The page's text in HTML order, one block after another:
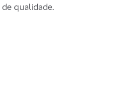
qualidade.